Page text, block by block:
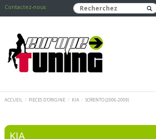
Contactez-nous
ACCUEIL PIECES D'ORIGINE KIA SORENTO (2006-2009)
KIA